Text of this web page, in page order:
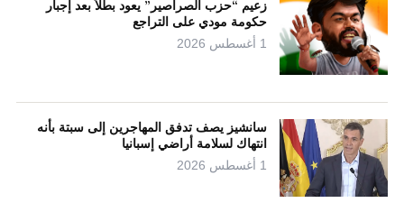
زعيم “حزب الصراصير” يعود بطلاً بعد إجبار
حكومة مودي على التراجع
1 أغسطس 2026
سانشيز يصف تدفق المهاجرين إلى سبتة بأنه
انتهاك لسلامة أراضي إسبانيا
1 أغسطس 2026